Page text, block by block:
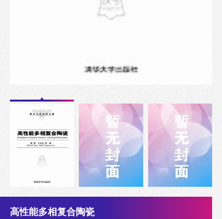
高性能多相复合陶瓷